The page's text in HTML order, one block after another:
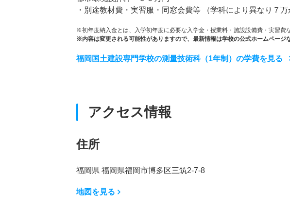
・別途教材費・実習服・同窓会費等 （学科により異なり７万
※初年度納入金とは、入学初年度に必要な入学金・授業料・施設設備費・実習費
※内容は変更される可能性がありますので、最新情報は学校の公式ホームページ
福岡国土建設専門学校の測量技術科（1年制）の学費を見る
アクセス情報
住所
福岡県 福岡県福岡市博多区三筑2-7-8
地図を見る